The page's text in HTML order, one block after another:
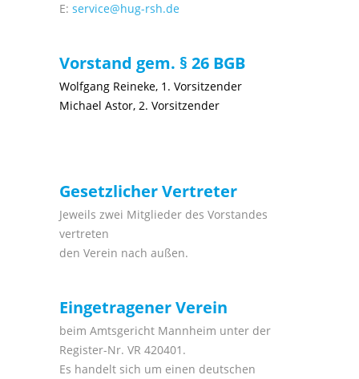
E: service@hug-rsh.de
Vorstand gem. § 26 BGB
Wolfgang Reineke, 1. Vorsitzender
Michael Astor, 2. Vorsitzender
Gesetzlicher Vertreter
Jeweils zwei Mitglieder des Vorstandes
vertreten
den Verein nach außen.
Eingetragener Verein
beim Amtsgericht Mannheim unter der
Register-Nr. VR 420401.
Es handelt sich um einen deutschen